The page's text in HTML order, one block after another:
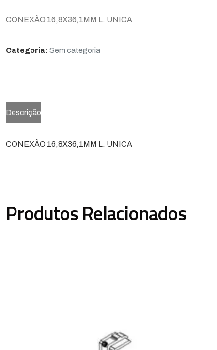
CONEXÃO 16,8X36,1MM L. UNICA
Categoria: Sem categoria
Descrição
CONEXÃO 16,8X36,1MM L. UNICA
Produtos Relacionados